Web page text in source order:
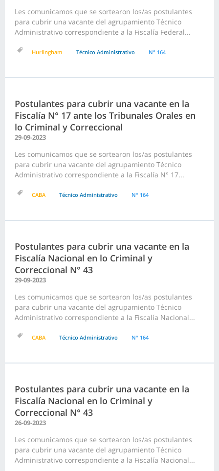
Les comunicamos que se sortearon los/as postulantes
para cubrir una vacante del agrupamiento Técnico
Administrativo correspondiente a la Fiscalía Federal...
Hurlingham Técnico Administrativo N° 164
Postulantes para cubrir una vacante en la
Fiscalía N° 17 ante los Tribunales Orales en
lo Criminal y Correccional
29-09-2023
Les comunicamos que se sortearon los/as postulantes
para cubrir una vacante del agrupamiento Técnico
Administrativo correspondiente a la Fiscalía N° 17...
CABA Técnico Administrativo N° 164
Postulantes para cubrir una vacante en la
Fiscalía Nacional en lo Criminal y
Correccional N° 43
29-09-2023
Les comunicamos que se sortearon los/as postulantes
para cubrir una vacante del agrupamiento Técnico
Administrativo correspondiente a la Fiscalía Nacional...
CABA Técnico Administrativo N° 164
Postulantes para cubrir una vacante en la
Fiscalía Nacional en lo Criminal y
Correccional N° 43
26-09-2023
Les comunicamos que se sortearon los/as postulantes
para cubrir una vacante del agrupamiento Técnico
Administrativo correspondiente a la Fiscalía Nacional...